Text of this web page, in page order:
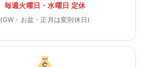
毎週火曜日・水曜日 定休
(GW・お盆・正月は変則休日)